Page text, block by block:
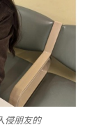
侵朋友的